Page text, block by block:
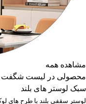
مشاهده همه
محصولی در لیست شگفت
سبک لوستر های بلند
لوستر سقفی بلند با طرح های